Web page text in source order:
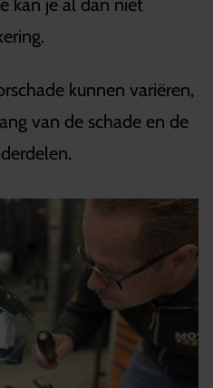
kunnen variëren,
van de schade en de